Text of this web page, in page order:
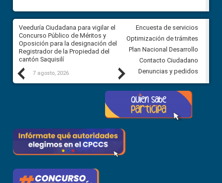
Previous
Veeduría Ciudadana para vigilar el
Concurso Público de Méritos y
Oposición para la designación del
Registrador de la Propiedad del
cantón Saquisilí
7 agosto, 2026
Veeduría Ciudadana para
construcción del asfaltado de
diferentes barrios del sector
Ballenita del cantón Santa
7 agosto, 2026
Next
Encuesta de servicios
Optimización de trámites
Plan Nacional Desarrollo
Contacto Ciudadano
Denuncias y pedidos